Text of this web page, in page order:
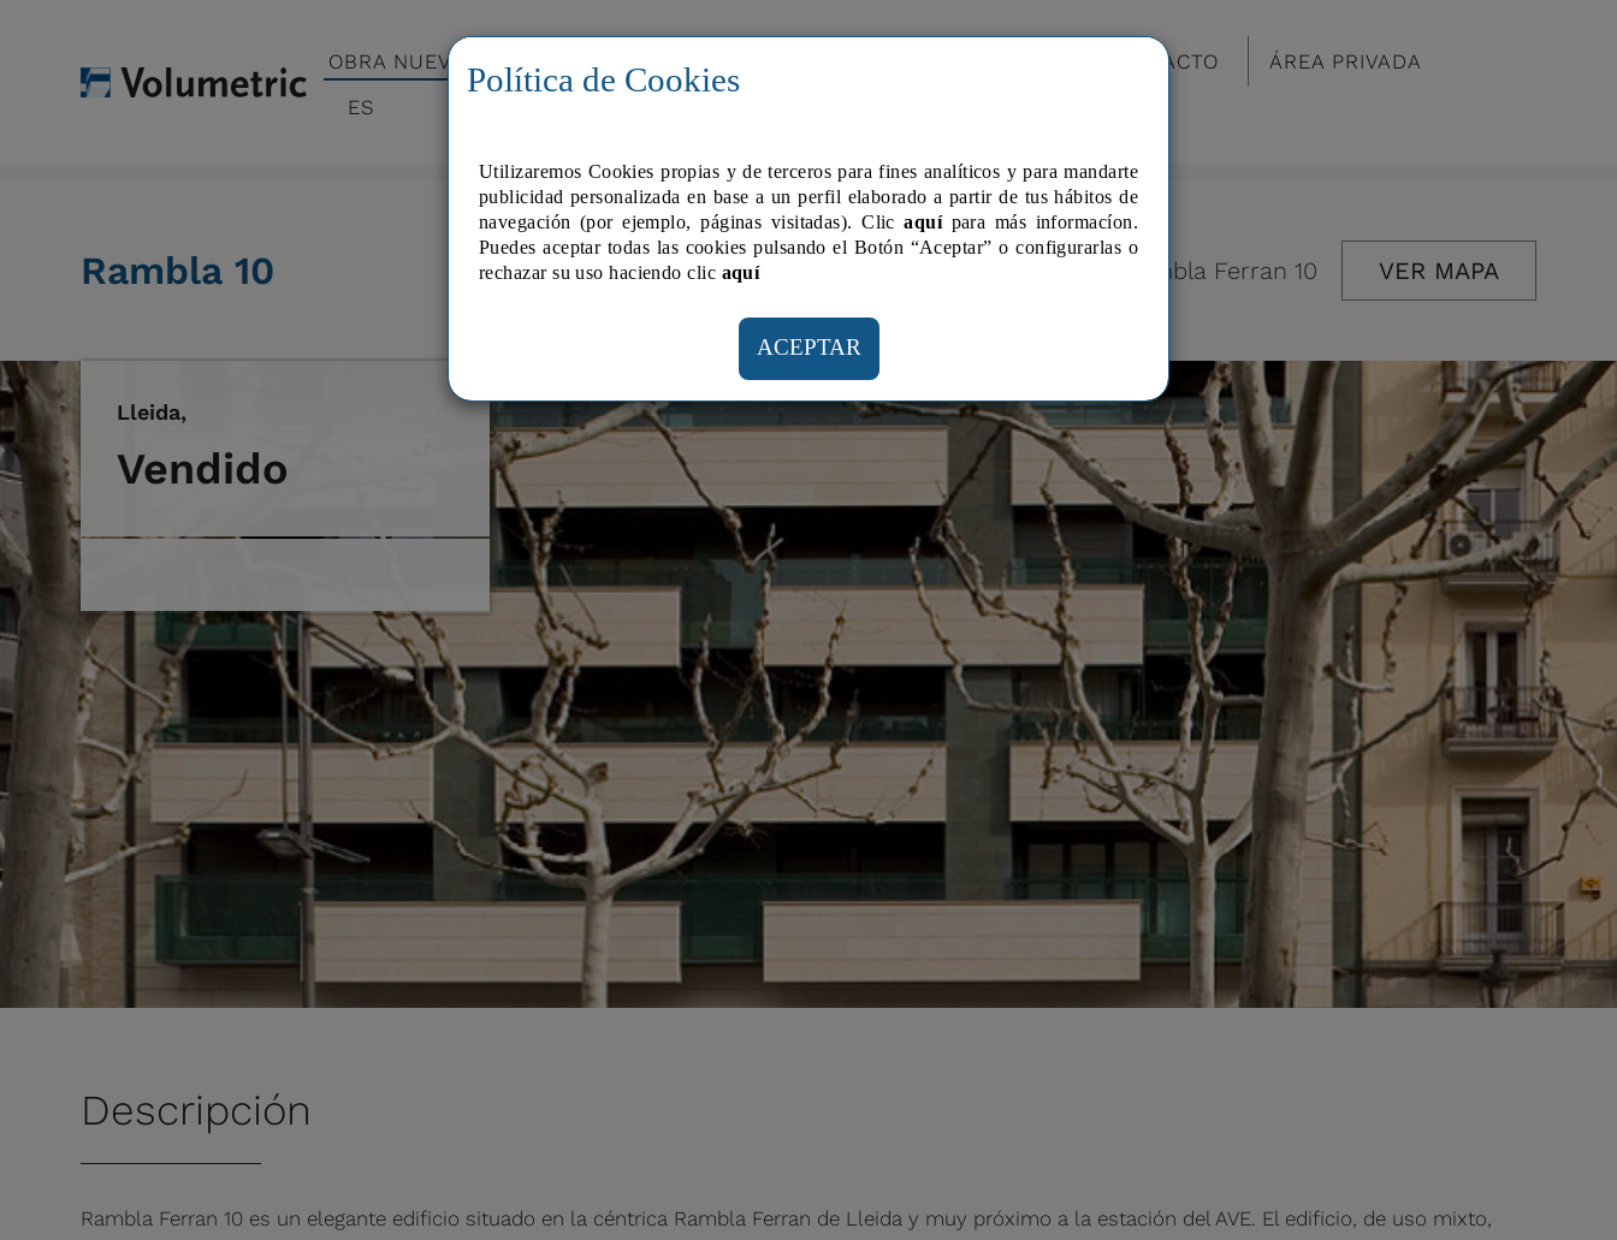
OBRA NUEVA OTROS INMUEBLES CONTACTO
ÁREA PRIVADA
ES
Rambla 10 Rambla Ferran 10 VER MAPA
Lleida,
Vendido
Descripción
Rambla Ferran 10 es un elegante edificio situado en la céntrica Rambla Ferran de Lleida y muy próximo a la estación del AVE. El edificio, de uso mixto,
Política de Cookies
Utilizaremos Cookies propias y de terceros para fines analí­ticos y para mandarte
publicidad personalizada en base a un perfil elaborado a partir de tus hábitos de
navegación (por ejemplo, páginas visitadas). Clicaquípara más informacíon.
Puedes aceptar todas las cookies pulsando el Botón “Aceptar” o configurarlas o
rechazar su uso haciendo clic aquí­
ACEPTAR